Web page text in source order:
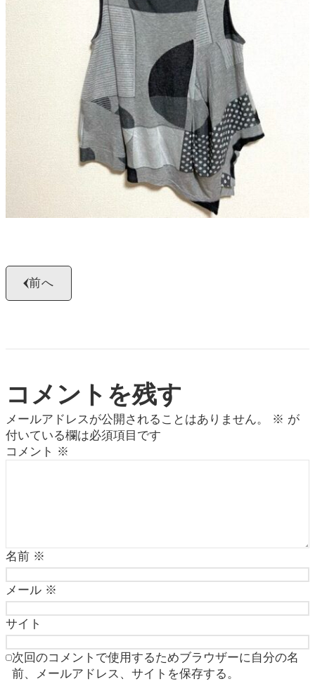
お問い合わせ
0120-29-5302
受付時間9:00〜18:00（年中無休※年末年始は除く）
お申し込みフォーム
前へ
コメントを残す
メールアドレスが公開されることはありません。 ※ が
付いている欄は必須項目です
コメント ※
名前 ※
メール ※
サイト
次回のコメントで使用するためブラウザーに自分の名
前、メールアドレス、サイトを保存する。